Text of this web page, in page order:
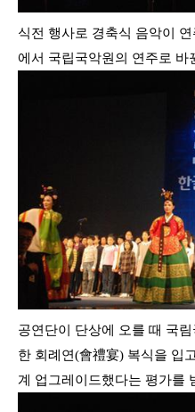
식전 행사로 경축식 음악이
에서 국립국악원의 연주로 바
공연단이 단상에 오를 때 국
한 회례연(會禮宴) 복식을 입
계 업그레이드했다는 평가를